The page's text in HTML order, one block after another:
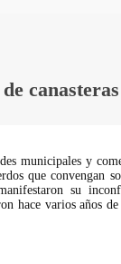
municipales y
que convengan
su
hace varios años